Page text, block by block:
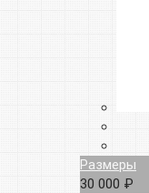
Размеры
30 000 ₽